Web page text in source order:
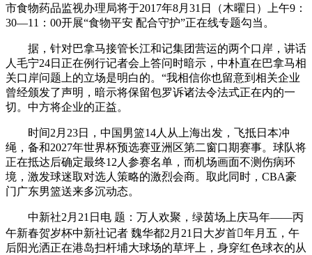
市食物药品监视办理局将于2017年8月31日（木曜日）上午9：
30—11：00开展“食物平安 配合守护”正在线专题勾当。
据，针对巴拿马接管长江和记集团营运的两个口岸，讲话
人毛宁24日正在例行记者会上答问时暗示，中朴直在巴拿马相
关口岸问题上的立场是明白的。“我相信你也留意到相关企业
曾经颁发了声明，暗示将保留包罗诉诸法令法式正在内的一
切。中方将企业的正益。
时间2月23日，中国男篮14人从上海出发，飞抵日本冲
绳，备和2027年世界杯预选赛亚洲区第二窗口期赛事。球队将
正在抵达后确定最终12人参赛名单，而机场画面不测伤病环
境，激发球迷取对选人策略的激烈会商。取此同时，CBA豪
门广东男篮送来多沉动态。
中新社2月21日电 题：万人欢聚，绿茵场上庆马年——丙
午新春贺岁杯中新社记者 魏华都2月21日大岁首年月五，午
后阳光洒正在港岛扫杆埔大球场的草坪上，身穿红色球衣的从